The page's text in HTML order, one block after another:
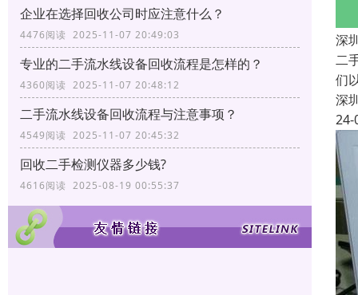
企业在选择回收公司时应注意什么？
4476阅读 2025-11-07 20:49:03
专业的二手流水线设备回收流程是怎样的？
4360阅读 2025-11-07 20:48:12
二手流水线设备回收流程与注意事项？
4549阅读 2025-11-07 20:45:32
回收二手检测仪器多少钱?
4616阅读 2025-08-19 00:55:37
深
二
们
深
24-